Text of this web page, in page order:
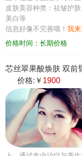
皮肤美容种类：祛皱护
美白等
信息好像不完善哦！我
价格时间：长期价格
芯丝翠果酸焕肤 双前
价格:￥ 1900